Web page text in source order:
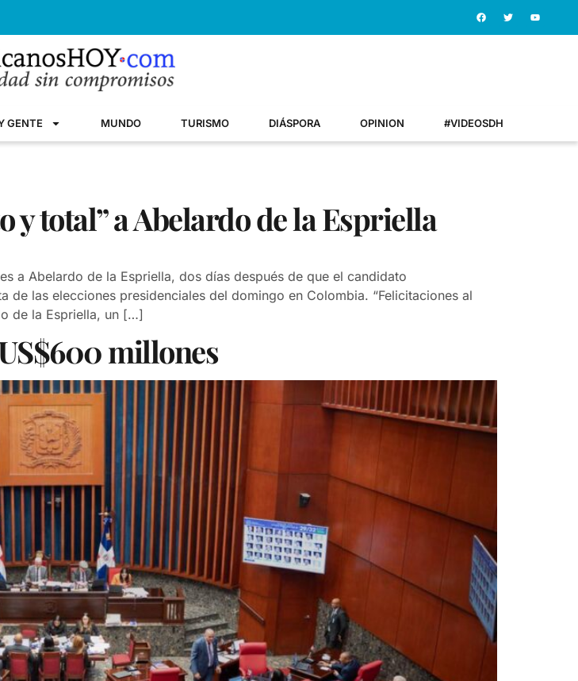
GENTE MUNDO TURISMO DIÁSPORA OPINION #VIDEOSDH
total” a Abelardo de la Espriella
a Abelardo de la Espriella, dos días después de que el candidato
las elecciones presidenciales del domingo en Colombia. “Felicitaciones al
de la Espriella, un […]
millones